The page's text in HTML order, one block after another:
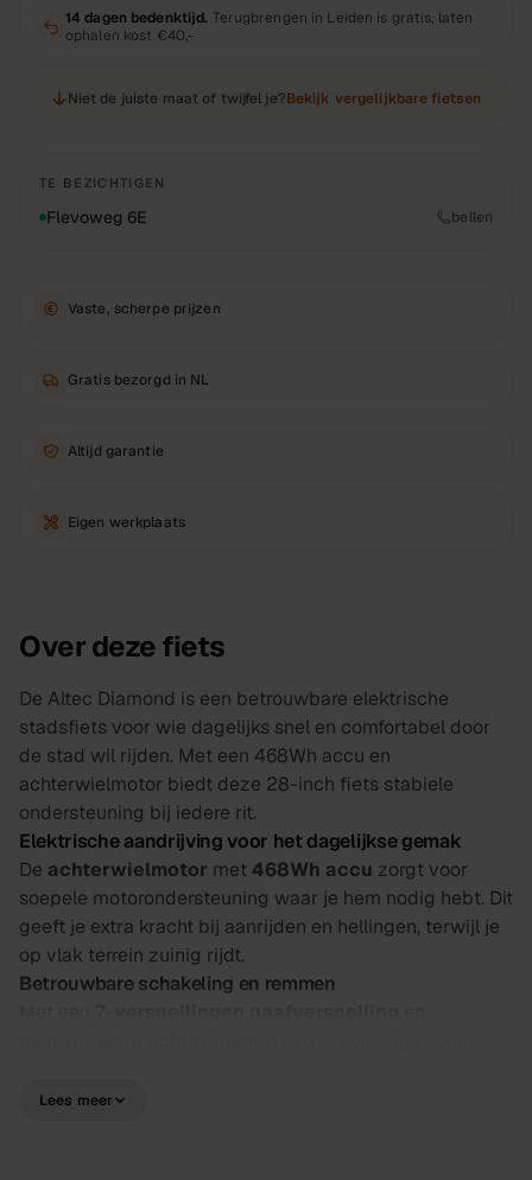
14 dagen bedenktijd. Terugbrengen in Leiden is gratis, laten
ophalen kost €40,-
Niet de juiste maat of twijfel je?Bekijk vergelijkbare fietsen
TE BEZICHTIGEN
Flevoweg 6E bellen
Vaste, scherpe prijzen
Gratis bezorgd in NL
Altijd garantie
Eigen werkplaats
Over deze fiets
De Altec Diamond is een betrouwbare elektrische
stadsfiets voor wie dagelijks snel en comfortabel door
de stad wil rijden. Met een 468Wh accu en
achterwielmotor biedt deze 28-inch fiets stabiele
ondersteuning bij iedere rit.
Elektrische aandrijving voor het dagelijkse gemak
De achterwielmotor met468Wh accu zorgt voor
soepele motorondersteuning waar je hem nodig hebt. Dit
geeft je extra kracht bij aanrijden en hellingen, terwijl je
op vlak terrein zuinig rijdt.
Betrouwbare schakeling en remmen
ook onder belasting. De hydraulische remmen geven
Lees meer